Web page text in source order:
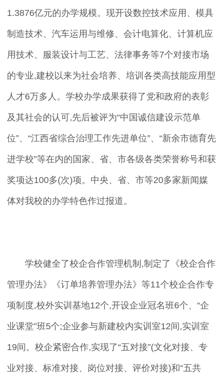
1.3876亿元的办学规模。现开设数控技术应用、模具
制造技术、汽车运用与维修、会计电算化、计算机应
用技术、服装设计与工艺、法律事务等7个对接市场
的专业,建校以来为社会培养、培训各类高技能应用型
人才6万多人。学校办学成果获得了党和政府的表彰
及其社会的认可,先后被评为“中国诚信建设示范单
位”、“江西省综合治理工作先进单位”、“新余市德育先
进学校”等在内的国家、省、市各级各类荣誉称号和获
奖项达100多(次)项。中央、省、市等20多家新闻媒
体对我校的办学特色作过报道。
学校健全了校企合作管理机制,制定了《校企合作
管理办法》《订单培养管理办法》等11个校企合作专
项制度,校外实训基地12个,开设企业冠名班6个、“企
业课堂”班5个;企业参与新建校内实训室12间,实训室
19间。校企紧密合作,实现了“五对接”(文化对接、专
业对接、标准对接、岗位对接、评价对接)和“五共